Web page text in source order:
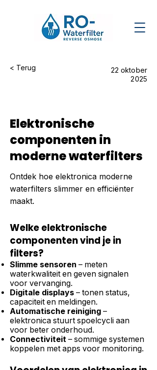
< Terug
22 oktober
2025
Elektronische
componenten in
moderne waterfilters
Ontdek hoe elektronica moderne
waterfilters slimmer en efficiënter
maakt.
Welke elektronische
componenten vind je in
filters?
Slimme sensoren – meten
waterkwaliteit en geven signalen
voor vervanging.
Digitale displays – tonen status,
capaciteit en meldingen.
Automatische reiniging –
elektronica stuurt spoelcycli aan
voor beter onderhoud.
Connectiviteit – sommige systemen
koppelen met apps voor monitoring.